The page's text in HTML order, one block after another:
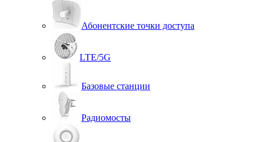
Абонентские точки доступа
LTE/5G
Базовые станции
Радиомосты